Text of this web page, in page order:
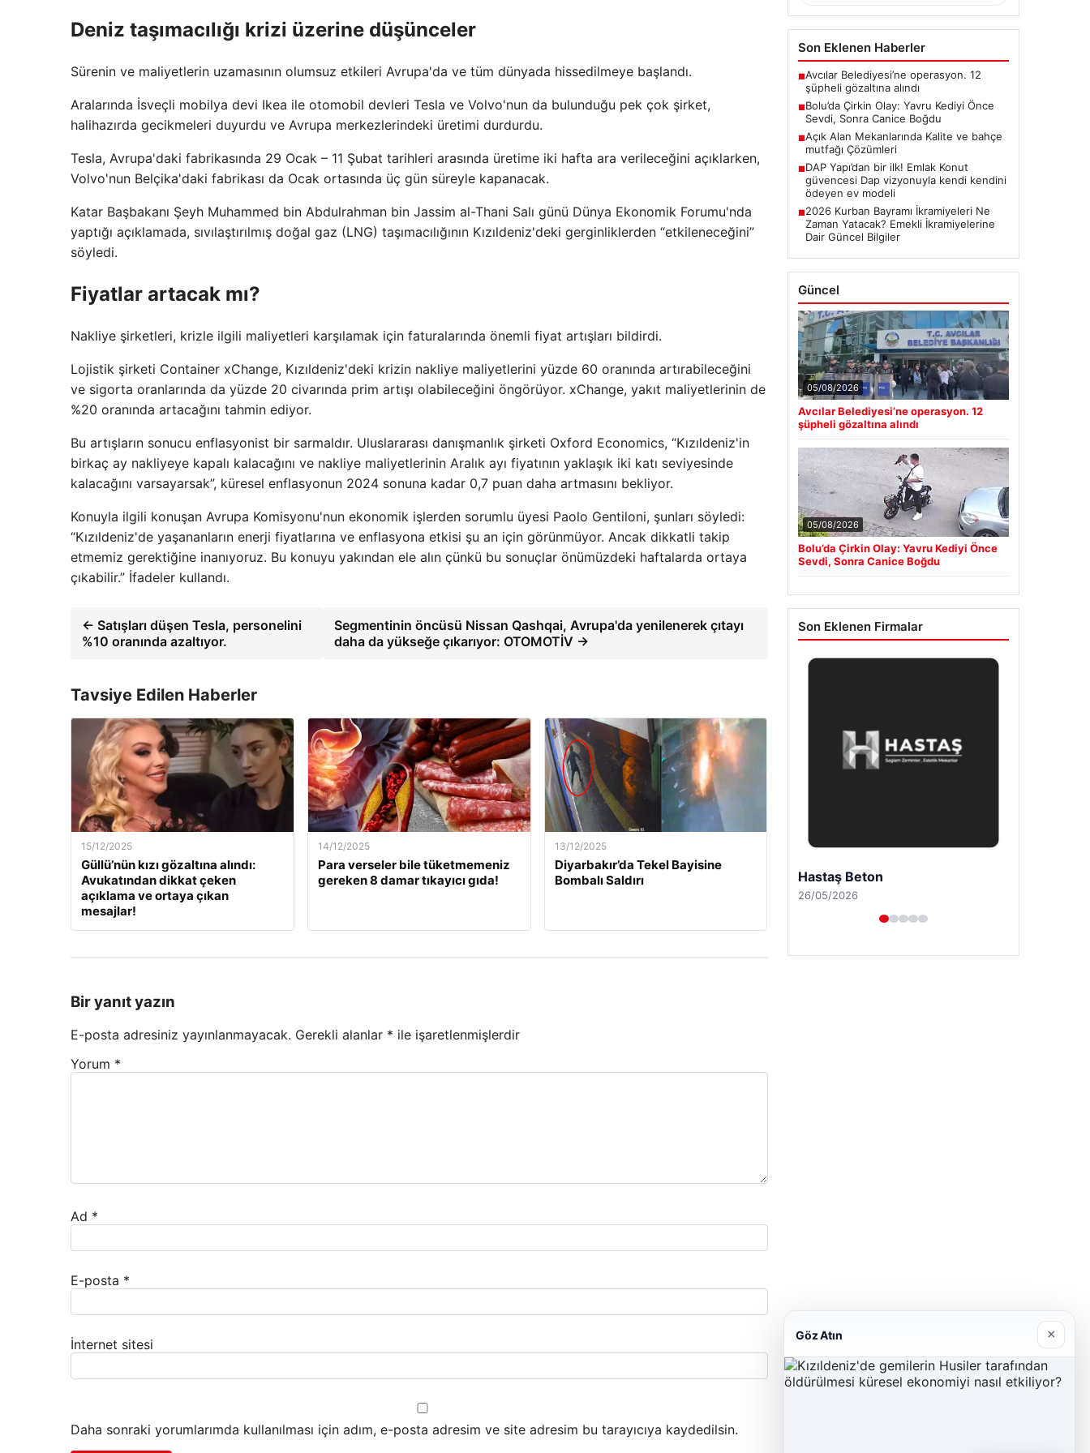
Deniz taşımacılığı krizi üzerine düşünceler
Sürenin ve maliyetlerin uzamasının olumsuz etkileri Avrupa'da ve tüm dünyada hissedilmeye başlandı.
Aralarında İsveçli mobilya devi Ikea ile otomobil devleri Tesla ve Volvo'nun da bulunduğu pek çok şirket,
halihazırda gecikmeleri duyurdu ve Avrupa merkezlerindeki üretimi durdurdu.
Tesla, Avrupa'daki fabrikasında 29 Ocak – 11 Şubat tarihleri ​​arasında üretime iki hafta ara verileceğini açıklarken,
Volvo'nun Belçika'daki fabrikası da Ocak ortasında üç gün süreyle kapanacak.
Katar Başbakanı Şeyh Muhammed bin Abdulrahman bin Jassim al-Thani Salı günü Dünya Ekonomik Forumu'nda
yaptığı açıklamada, sıvılaştırılmış doğal gaz (LNG) taşımacılığının Kızıldeniz'deki gerginliklerden “etkileneceğini”
söyledi.
Fiyatlar artacak mı?
Nakliye şirketleri, krizle ilgili maliyetleri karşılamak için faturalarında önemli fiyat artışları bildirdi.
Lojistik şirketi Container xChange, Kızıldeniz'deki krizin nakliye maliyetlerini yüzde 60 oranında artırabileceğini
ve sigorta oranlarında da yüzde 20 civarında prim artışı olabileceğini öngörüyor. xChange, yakıt maliyetlerinin de
%20 oranında artacağını tahmin ediyor.
Bu artışların sonucu enflasyonist bir sarmaldır. Uluslararası danışmanlık şirketi Oxford Economics, “Kızıldeniz'in
birkaç ay nakliyeye kapalı kalacağını ve nakliye maliyetlerinin Aralık ayı fiyatının yaklaşık iki katı seviyesinde
kalacağını varsayarsak”, küresel enflasyonun 2024 sonuna kadar 0,7 puan daha artmasını bekliyor.
Konuyla ilgili konuşan Avrupa Komisyonu'nun ekonomik işlerden sorumlu üyesi Paolo Gentiloni, şunları söyledi:
“Kızıldeniz'de yaşananların enerji fiyatlarına ve enflasyona etkisi şu an için görünmüyor. Ancak dikkatli takip
etmemiz gerektiğine inanıyoruz. Bu konuyu yakından ele alın çünkü bu sonuçlar önümüzdeki haftalarda ortaya
çıkabilir.” İfadeler kullandı.
← Satışları düşen Tesla, personelini
%10 oranında azaltıyor.
Segmentinin öncüsü Nissan Qashqai, Avrupa'da yenilenerek çıtayı
daha da yükseğe çıkarıyor: OTOMOTİV →
Tavsiye Edilen Haberler
15/12/2025
Güllü’nün kızı gözaltına alındı:
Avukatından dikkat çeken
açıklama ve ortaya çıkan
mesajlar!
14/12/2025
Para verseler bile tüketmemeniz
gereken 8 damar tıkayıcı gıda!
13/12/2025
Diyarbakır’da Tekel Bayisine
Bombalı Saldırı
Bir yanıt yazın
E-posta adresiniz yayınlanmayacak. Gerekli alanlar * ile işaretlenmişlerdir
Yorum *
Ad *
E-posta *
İnternet sitesi
Daha sonraki yorumlarımda kullanılması için adım, e-posta adresim ve site adresim bu tarayıcıya kaydedilsin.
Son Eklenen Haberler
■Avcılar Belediyesi’ne operasyon. 12
şüpheli gözaltına alındı
■Bolu’da Çirkin Olay: Yavru Kediyi Önce
Sevdi, Sonra Canice Boğdu
■Açık Alan Mekanlarında Kalite ve bahçe
mutfağı Çözümleri
■DAP Yapı’dan bir ilk! Emlak Konut
güvencesi Dap vizyonuyla kendi kendini
ödeyen ev modeli
■2026 Kurban Bayramı İkramiyeleri Ne
Zaman Yatacak? Emekli İkramiyelerine
Dair Güncel Bilgiler
Güncel
05/08/2026
Avcılar Belediyesi’ne operasyon. 12
şüpheli gözaltına alındı
05/08/2026
Bolu’da Çirkin Olay: Yavru Kediyi Önce
Sevdi, Sonra Canice Boğdu
Son Eklenen Firmalar
Enes Kaplan Avukatlık Bürosu
28/04/2026
Göz Atın ×